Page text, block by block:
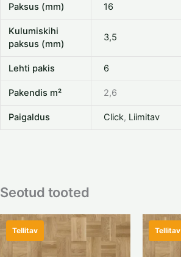
Paksus (mm) 16
Kulumiskihi
paksus (mm)
3,5
Lehti pakis 6
Pakendis m² 2,6
Paigaldus Click, Liimitav
Seotud tooted
Tellitav Tellitav